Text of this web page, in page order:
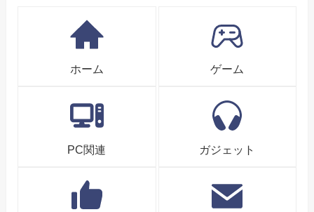
ホーム ゲーム
PC関連 ガジェット